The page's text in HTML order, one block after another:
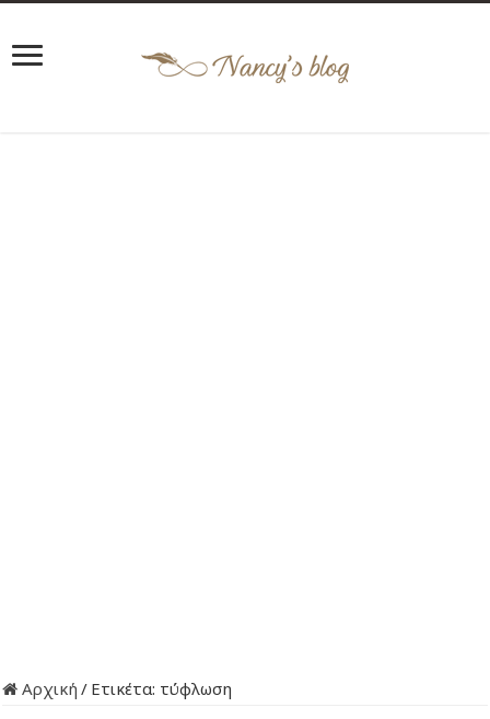
Αρχική / Ετικέτα: τύφλωση